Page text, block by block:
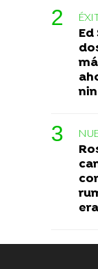
era